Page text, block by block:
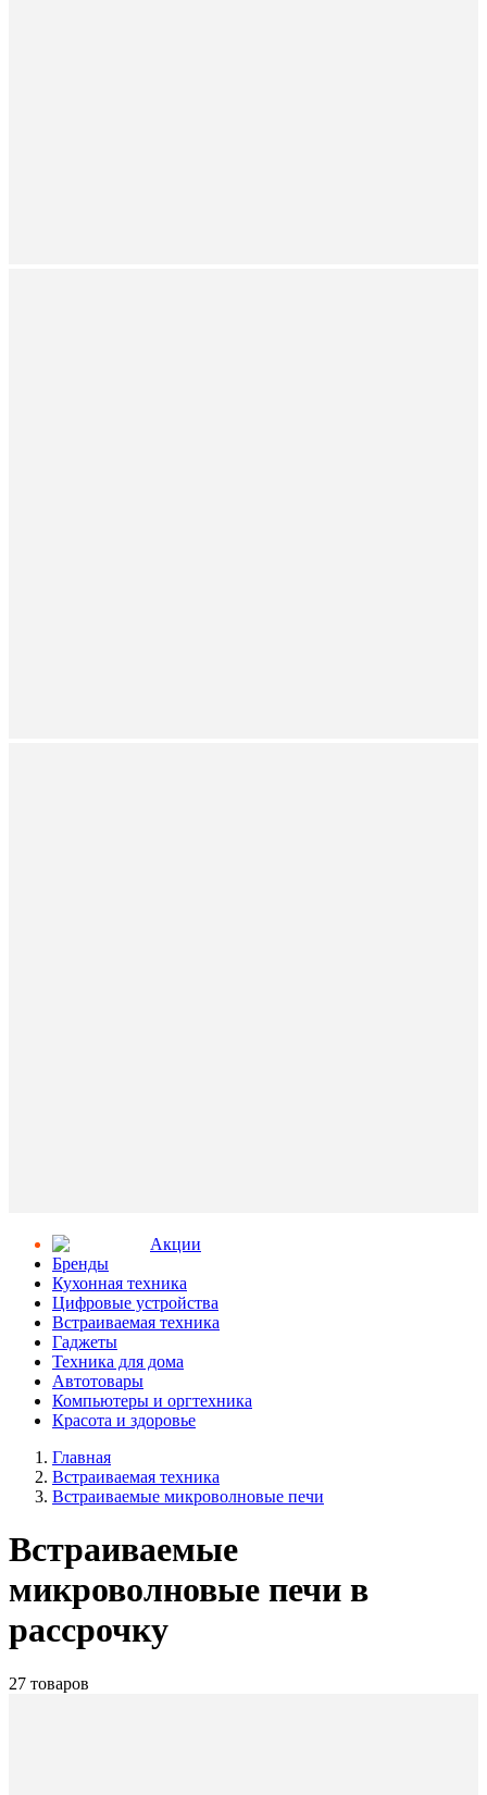
Aкции
Бренды
Кухонная техника
Цифровые устройства
Встраиваемая техника
Гаджеты
Техника для дома
Автотовары
Компьютеры и оргтехника
Красота и здоровье
Главная
Встраиваемая техника
Встраиваемые микроволновые печи
Встраиваемые
микроволновые печи в
рассрочку
27 товаров